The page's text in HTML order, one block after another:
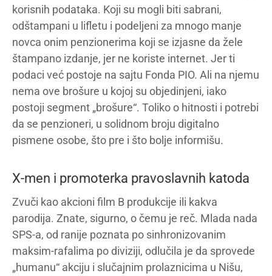
korisnih podataka. Koji su mogli biti sabrani,
odštampani u lifletu i podeljeni za mnogo manje
novca onim penzionerima koji se izjasne da žele
štampano izdanje, jer ne koriste internet. Jer ti
podaci već postoje na sajtu Fonda PIO. Ali na njemu
nema ove brošure u kojoj su objedinjeni, iako
postoji segment „brošure“. Toliko o hitnosti i potrebi
da se penzioneri, u solidnom broju digitalno
pismene osobe, što pre i što bolje informišu.
X-men i promoterka pravoslavnih katoda
Zvuči kao akcioni film B produkcije ili kakva
parodija. Znate, sigurno, o čemu je reč. Mlada nada
SPS-a, od ranije poznata po sinhronizovanim
maksim-rafalima po diviziji, odlučila je da sprovede
„humanu“ akciju i slučajnim prolaznicima u Nišu,